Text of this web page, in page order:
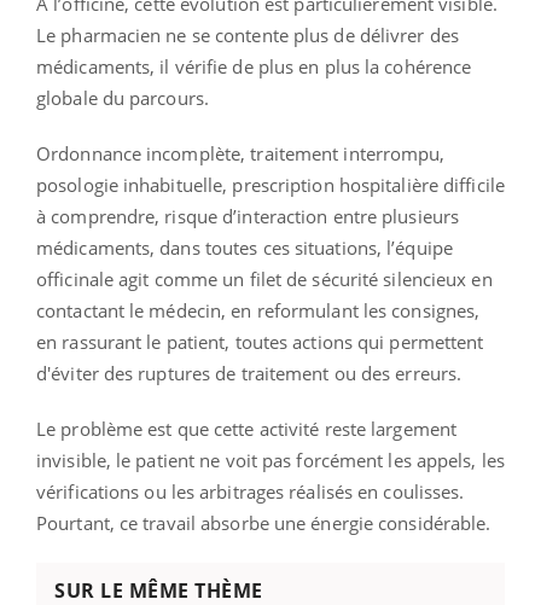
Le pharmacien ne se contente plus de délivrer des
médicaments, il vérifie de plus en plus la cohérence
globale du parcours.
Ordonnance incomplète, traitement interrompu,
posologie inhabituelle, prescription hospitalière difficile
à comprendre, risque d’interaction entre plusieurs
médicaments, dans toutes ces situations, l’équipe
officinale agit comme un filet de sécurité silencieux en
contactant le médecin, en reformulant les consignes,
en rassurant le patient, toutes actions qui permettent
d'éviter des ruptures de traitement ou des erreurs.
Le problème est que cette activité reste largement
invisible, le patient ne voit pas forcément les appels, les
vérifications ou les arbitrages réalisés en coulisses.
Pourtant, ce travail absorbe une énergie considérable.
SUR LE MÊME THÈME